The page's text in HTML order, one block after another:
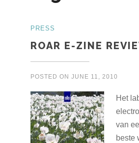
PRESS
ROAR E-ZINE
POSTED ON JUNE 11, 2010
Het
van
beste